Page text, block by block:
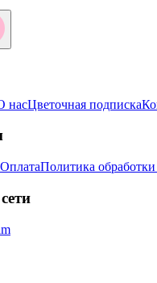
насЦветочная подписка
ОплатаПолитика